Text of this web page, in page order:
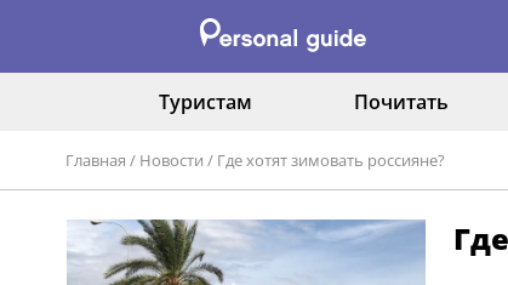
Туристам Почитать
Главная / Новости / Где хотят зимовать россияне?